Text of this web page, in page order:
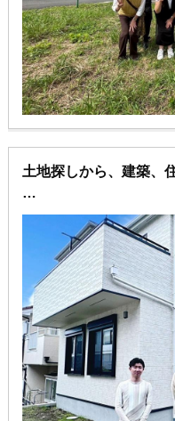
土地探しから、建築、
色々とありがとうござ
夢のマイホームに住む